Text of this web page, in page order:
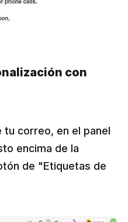
con
correo, en el panel
encima de la
de "Etiquetas de